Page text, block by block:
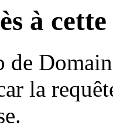
à
de
la